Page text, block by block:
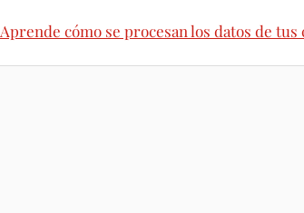
Aprende cómo se procesan los datos de tus